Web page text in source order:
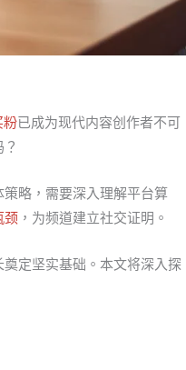
已成为现代内容创作者不可
略，需要深入理解平台算
颈 ，为频道建立社交证明。
定坚实基础。本文将深入探